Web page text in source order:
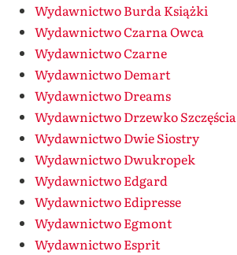
Wydawnictwo Burda Książki
Wydawnictwo Czarna Owca
Wydawnictwo Czarne
Wydawnictwo Demart
Wydawnictwo Dreams
Wydawnictwo Drzewko Szczęścia
Wydawnictwo Dwie Siostry
Wydawnictwo Dwukropek
Wydawnictwo Edgard
Wydawnictwo Edipresse
Wydawnictwo Egmont
Wydawnictwo Esprit